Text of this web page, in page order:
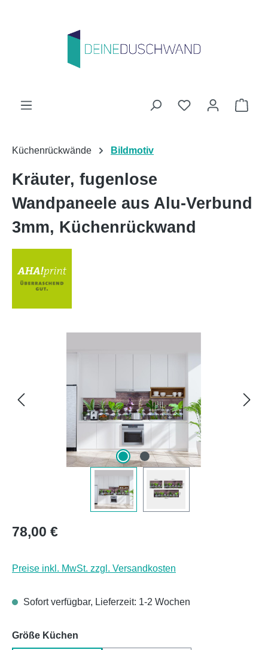
Du hast 0
Küchenrückwände Bildmotiv
Kräuter, fugenlose
Wandpaneele aus Alu-Verbund
3mm, Küchenrückwand
Regulärer Preis:
78,00 €
Preise inkl. MwSt. zzgl. Versandkosten
Sofort verfügbar, Lieferzeit: 1-2 Wochen
Größe Küchen